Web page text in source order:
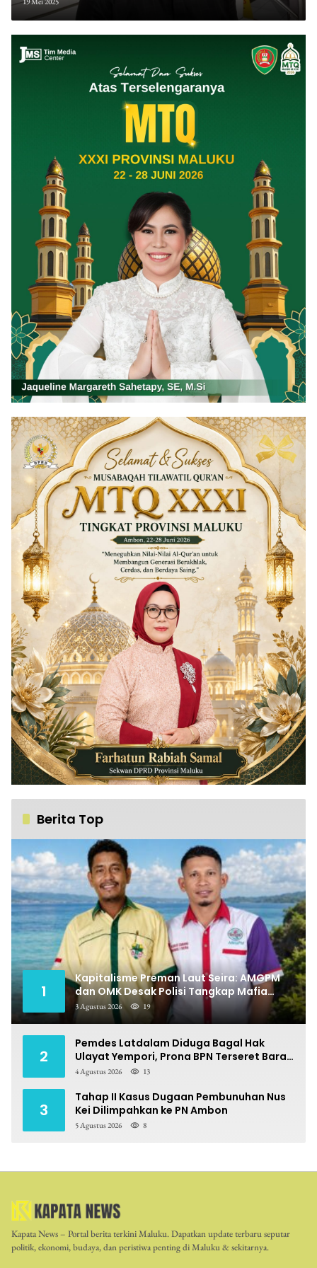
Berita Top
1
Kapitalisme Preman Laut Seira: AMGPM
dan OMK Desak Polisi Tangkap Mafia
Pungli
3 Agustus 2026 19
2
Pemdes Latdalam Diduga Bagal Hak
Ulayat Yempori, Prona BPN Terseret Bara
Sengketa
4 Agustus 2026 13
3
Tahap II Kasus Dugaan Pembunuhan Nus
Kei Dilimpahkan ke PN Ambon
5 Agustus 2026 8
Kapata News – Portal berita terkini Maluku. Dapatkan update terbaru seputar
politik, ekonomi, budaya, dan peristiwa penting di Maluku & sekitarnya.